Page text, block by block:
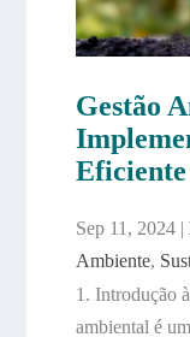
Gestão
Eficiente
Sep 11, 2024|
Ambiente,
1. Introdução
ambiental é